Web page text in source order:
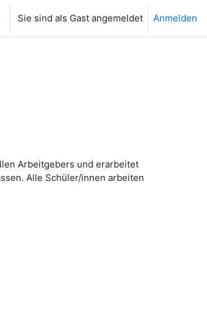
Sie sind als Gast angemeldet Anmelden
Arbeitgebers und erarbeitet
Alle Schüler/innen arbeiten